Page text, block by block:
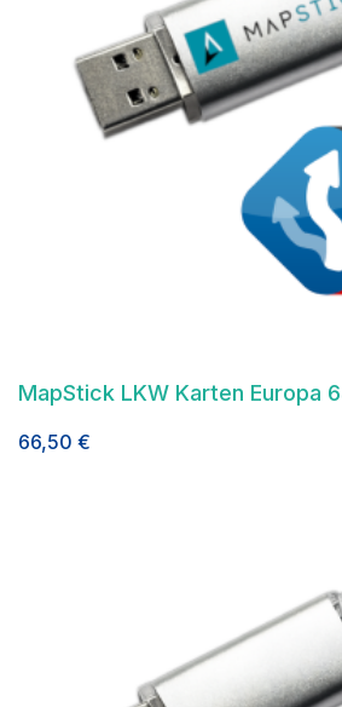
MapStick LKW Karten Europa
66,50 €